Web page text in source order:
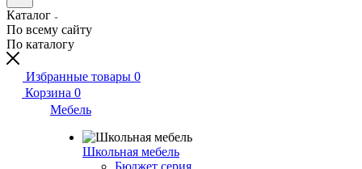
Каталог
По всему сайту
По каталогу
Избранные товары 0
Корзина 0
Мебель
Школьная мебель
Бюджет серия